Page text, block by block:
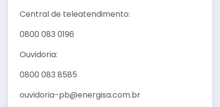
Central de teleatendimento:
0800 083 0196
Ouvidoria:
0800 083 8585
ouvidoria-pb@energisa.com.br